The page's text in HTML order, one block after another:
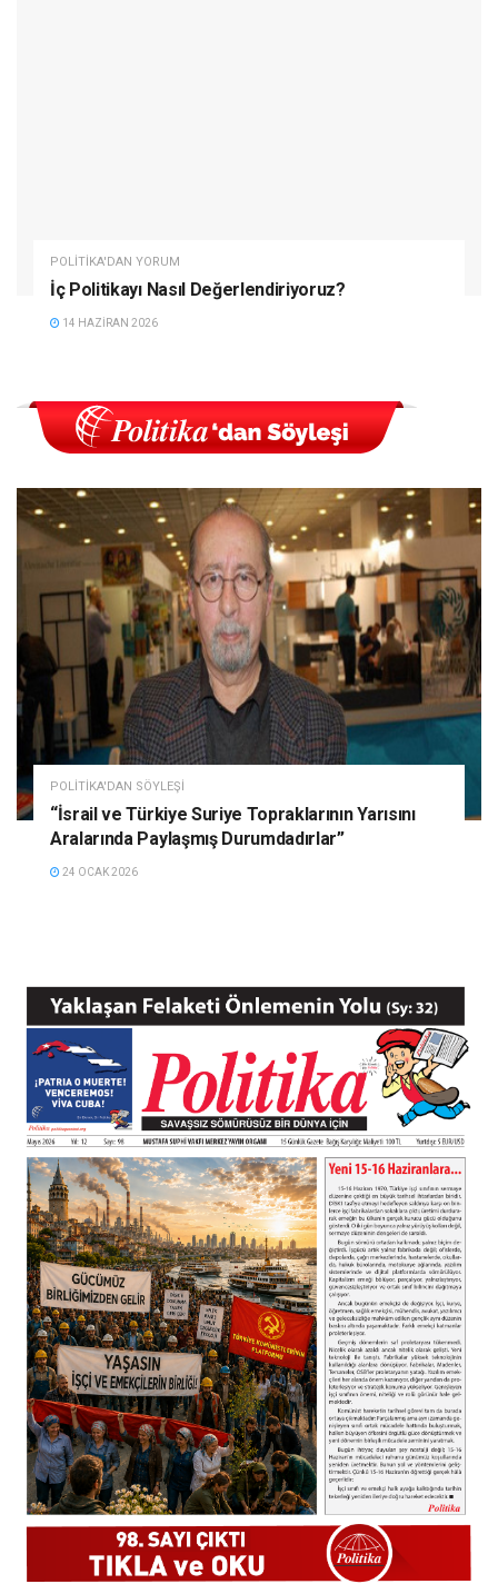
POLITIKA'DAN YORUM
İç Politikayı Nasıl Değerlendiriyoruz?
14 HAZIRAN 2026
POLITIKA'DAN SÖYLEŞI
“İsrail ve Türkiye Suriye Topraklarının Yarısını
Aralarında Paylaşmış Durumdadırlar”
24 OCAK 2026